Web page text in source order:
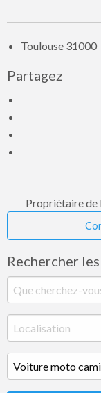
Toulouse 31000
Partagez
Propriétaire de
Rechercher